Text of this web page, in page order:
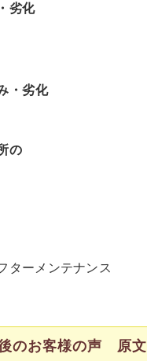
劣化
・劣化
の
ターメンテナンス
のお客様の声 原文